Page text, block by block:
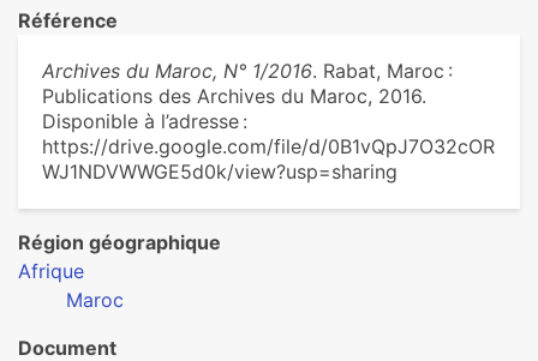
Référence
Archives du Maroc, N° 1/2016. Rabat, Maroc :
Publications des Archives du Maroc, 2016.
Disponible à l’adresse :
https://drive.google.com/file/d/0B1vQpJ7O32cOR
WJ1NDVWWGE5d0k/view?usp=sharing
Région géographique
Afrique
Maroc
Document